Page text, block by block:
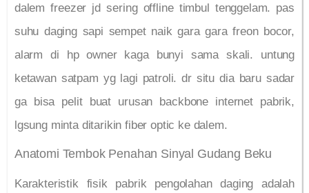
dalem freezer jd sering offline timbul tenggelam. pas
suhu daging sapi sempet naik gara gara freon bocor,
alarm di hp owner kaga bunyi sama skali. untung
ketawan satpam yg lagi patroli. dr situ dia baru sadar
ga bisa pelit buat urusan backbone internet pabrik,
lgsung minta ditarikin fiber optic ke dalem.
Anatomi Tembok Penahan Sinyal Gudang Beku
Karakteristik fisik pabrik pengolahan daging adalah